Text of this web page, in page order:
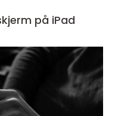
på iPad